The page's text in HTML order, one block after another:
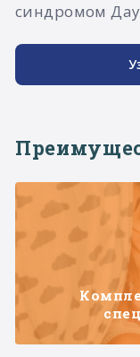
синдромом